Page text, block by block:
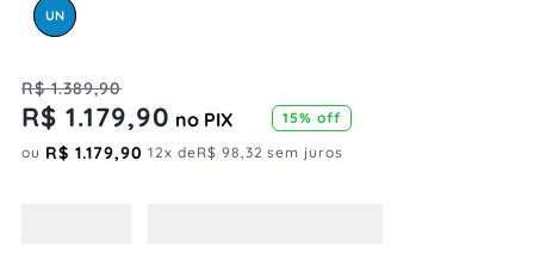
UN
R$ 1.389,90
R$ 1.179,90 no PIX 15% off
ou R$ 1.179,90 12x deR$ 98,32 sem juros